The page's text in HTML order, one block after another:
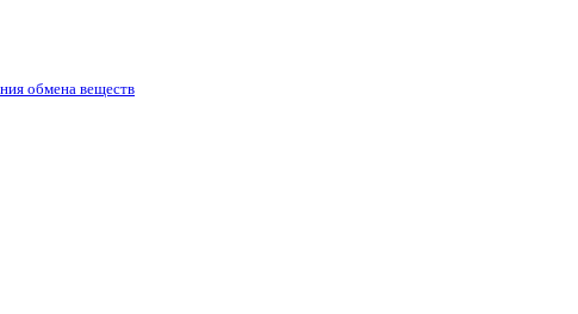
обмена веществ